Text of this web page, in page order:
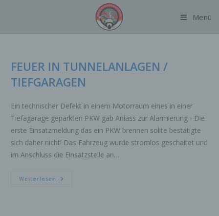
Menü
FEUER IN TUNNELANLAGEN /
TIEFGARAGEN
Ein technischer Defekt in einem Motorraum eines in einer
Tiefagarage geparkten PKW gab Anlass zur Alarmierung - Die
erste Einsatzmeldung das ein PKW brennen sollte bestätigte
sich daher nicht! Das Fahrzeug wurde stromlos geschaltet und
im Anschluss die Einsatzstelle an…
Weiterlesen FEUER